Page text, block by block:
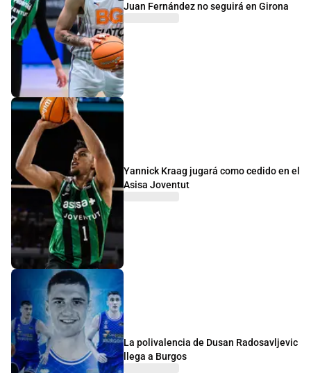
Juan Fernández no seguirá en Girona
Yannick Kraag jugará como cedido en el
Asisa Joventut
La polivalencia de Dusan Radosavljevic
llega a Burgos